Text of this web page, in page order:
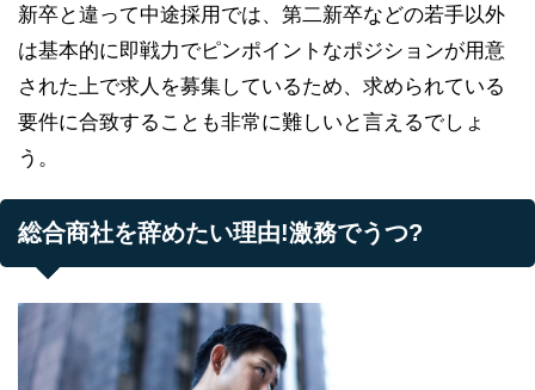
新卒と違って中途採用では、第二新卒などの若手以外
は基本的に即戦力でピンポイントなポジションが用意
された上で求人を募集しているため、求められている
要件に合致することも非常に難しいと言えるでしょ
う。
総合商社を辞めたい理由!激務でうつ?